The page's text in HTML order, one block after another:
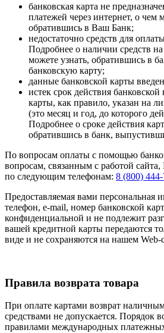
банковская карта не
платежей через интернет, о чем
обратившись в Ваш Банк;
недостаточно средств для
Подробнее о наличии средств
можете узнать, обратившись в
банковскую карту;
данные банковской карты
истек срок действия
карты, как правило, указан на
(это месяц и год, до которого
Подробнее о сроке действия
обратившись в банк,
По вопросам оплаты с помощью
вопросам, связанным с работой
по следующим телефонам: 8 (800)
Предоставляемая вами персональная
телефон, e-mail, номер банковской
конфиденциальной и не подлежит
вашей кредитной карты передаются
виде и не сохраняются на нашем Web-
Правила возврата товара
При оплате картами возврат
средствами не допускается. Порядок
правилами международных